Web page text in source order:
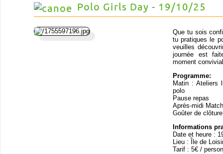
Polo Girls Day - 19/10/25
Que tu sois
tu pratiques le
veuilles
journée est
moment
Programme:
Matin : Ateliers
polo
Pause repas
Après-midi
Goûter de clôture
Informations
Date et heure :
Lieu : Île de
Tarif : 5€ /